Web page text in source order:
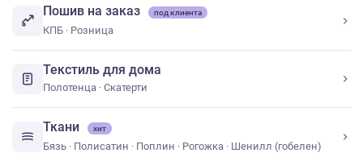
Пошив на заказ под клиента
КПБ · Розница
Текстиль для дома
Полотенца · Скатерти
Ткани хит
Бязь · Полисатин · Поплин · Рогожка · Шенилл (гобелен)